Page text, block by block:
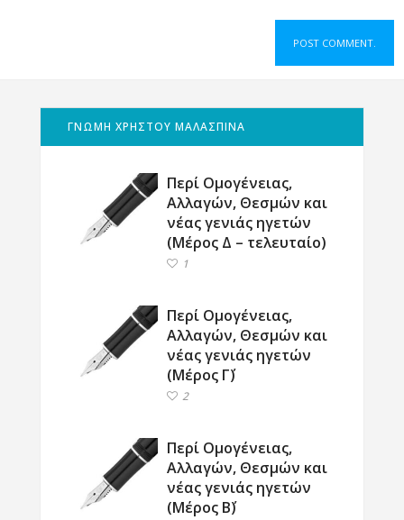
ΓΝΩΜΗ ΧΡΗΣΤΟΥ ΜΑΛΑΣΠΙΝΑ
Περί Ομογένειας,
Αλλαγών, Θεσμών και
νέας γενιάς ηγετών
(Μέρος Δ – τελευταίο)
1
Περί Ομογένειας,
Αλλαγών, Θεσμών και
νέας γενιάς ηγετών
(Μέρος Γ΄)
2
Περί Ομογένειας,
Αλλαγών, Θεσμών και
νέας γενιάς ηγετών
(Μέρος Β΄)